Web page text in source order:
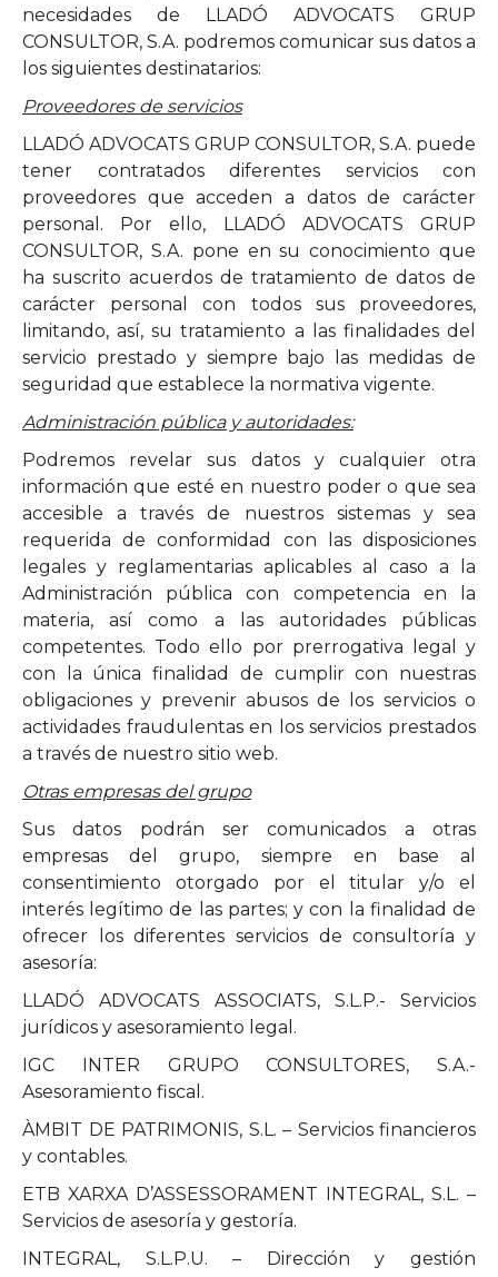
necesidades de LLADÓ ADVOCATS GRUP
CONSULTOR, S.A. podremos comunicar sus datos a
los siguientes destinatarios:
Proveedores de servicios
LLADÓ ADVOCATS GRUP CONSULTOR, S.A. puede
tener contratados diferentes servicios con
proveedores que acceden a datos de carácter
personal. Por ello, LLADÓ ADVOCATS GRUP
CONSULTOR, S.A. pone en su conocimiento que
ha suscrito acuerdos de tratamiento de datos de
carácter personal con todos sus proveedores,
limitando, así, su tratamiento a las finalidades del
servicio prestado y siempre bajo las medidas de
seguridad que establece la normativa vigente.
Administración pública y autoridades:
Podremos revelar sus datos y cualquier otra
información que esté en nuestro poder o que sea
accesible a través de nuestros sistemas y sea
requerida de conformidad con las disposiciones
legales y reglamentarias aplicables al caso a la
Administración pública con competencia en la
materia, así como a las autoridades públicas
competentes. Todo ello por prerrogativa legal y
con la única finalidad de cumplir con nuestras
obligaciones y prevenir abusos de los servicios o
actividades fraudulentas en los servicios prestados
a través de nuestro sitio web.
Otras empresas del grupo
Sus datos podrán ser comunicados a otras
empresas del grupo, siempre en base al
consentimiento otorgado por el titular y/o el
interés legítimo de las partes; y con la finalidad de
ofrecer los diferentes servicios de consultoría y
asesoría:
LLADÓ ADVOCATS ASSOCIATS, S.L.P.- Servicios
jurídicos y asesoramiento legal.
IGC INTER GRUPO CONSULTORES, S.A.-
Asesoramiento fiscal.
ÀMBIT DE PATRIMONIS, S.L. – Servicios financieros
y contables.
ETB XARXA D’ASSESSORAMENT INTEGRAL, S.L. –
Servicios de asesoría y gestoría.
INTEGRAL, S.L.P.U. – Dirección y gestión